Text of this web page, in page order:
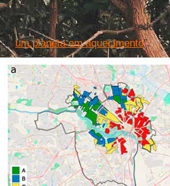
planejador no século passado,
temos uma chance maior de
de um planeta em aquecimento”.